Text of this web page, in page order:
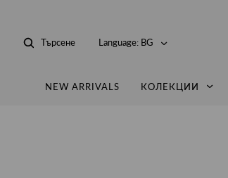
Търсене Language: BG
NEW ARRIVALS КОЛЕКЦИИ